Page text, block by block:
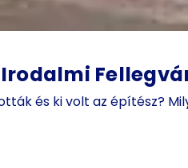
és ki volt az építész?